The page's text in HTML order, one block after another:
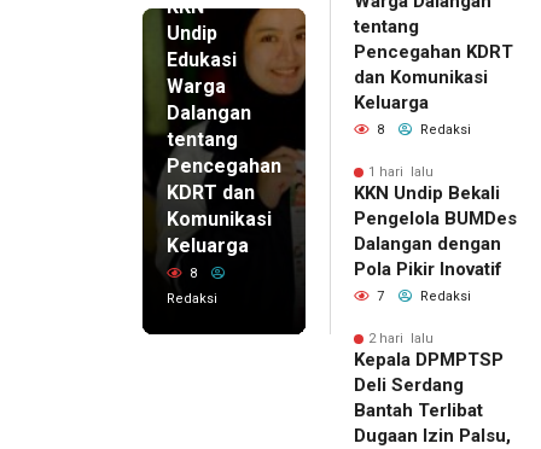
KKN
Undip
Edukasi
Warga
Dalangan
tentang
Pencegahan
KDRT dan
Komunikasi
Keluarga
8
Redaksi
tentang
Pencegahan KDRT
dan Komunikasi
Keluarga
8 Redaksi
1 hari lalu
KKN Undip Bekali
Pengelola BUMDes
Dalangan dengan
Pola Pikir Inovatif
7 Redaksi
2 hari lalu
Kepala DPMPTSP
Deli Serdang
Bantah Terlibat
Dugaan Izin Palsu,